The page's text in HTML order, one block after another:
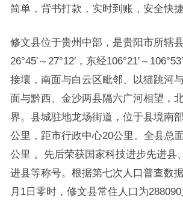
简单，背书打款，实时到账，安全快捷
修文县位于贵州中部，是贵阳市所辖
26°45′～27°12′，东经106°21′～
接壤，南面与白云区毗邻、以猫跳河
面与黔西、金沙两县隔六广河相望，
界。县城驻地龙场街道，位于县境南
公里，距市行政中心20公里。全县总
公里 。先后荣获国家科技进步先进县
进县等称号。根据第七次人口普查数
月1日零时，修文县常住人口为288090